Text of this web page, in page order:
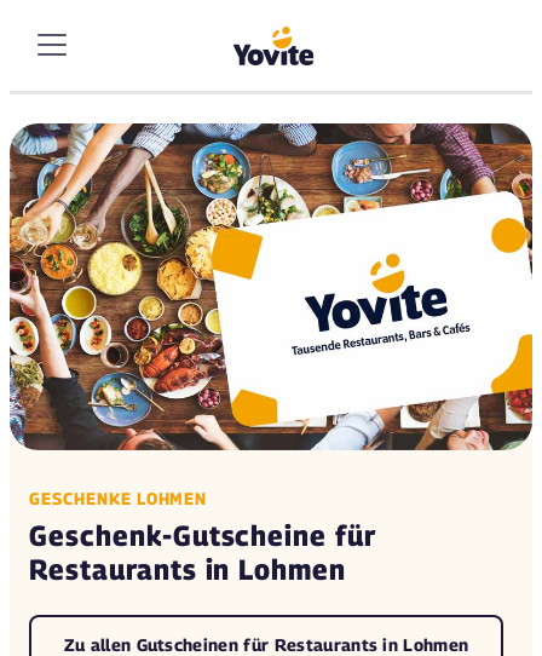
GESCHENKE LOHMEN
Geschenk-Gutscheine für
Restaurants in Lohmen
Zu allen Gutscheinen für Restaurants in Lohmen